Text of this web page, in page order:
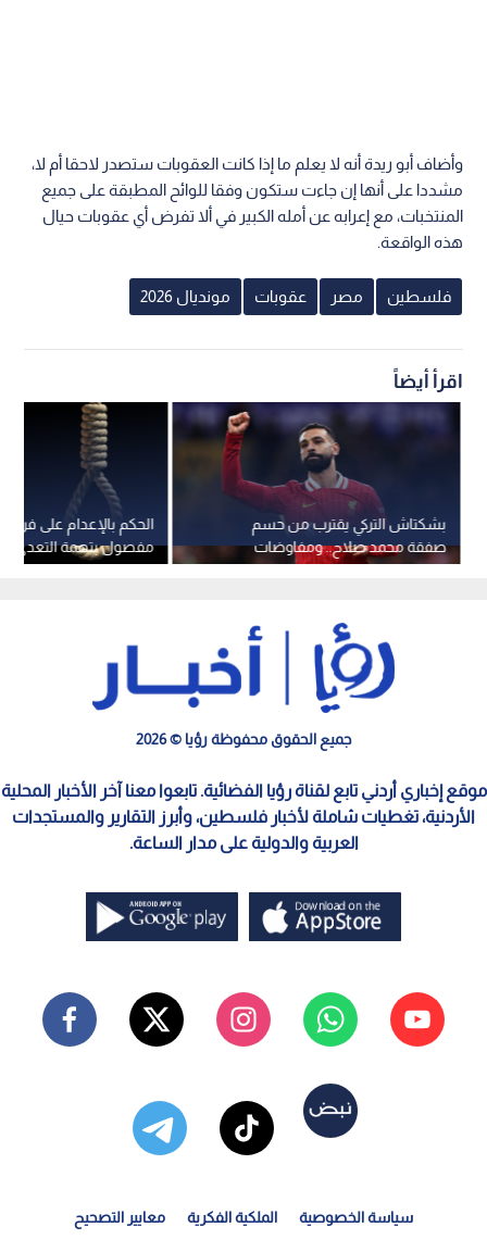
وأضاف أبو ريدة أنه لا يعلم ما إذا كانت العقوبات ستصدر لاحقا أم لا،
مشددا على أنها إن جاءت ستكون وفقا للوائح المطبقة على جميع
المنتخبات، مع إعرابه عن أمله الكبير في ألا تفرض أي عقوبات حيال
هذه الواقعة.
فلسطين مصر عقوبات مونديال 2026
اقرأ أيضاً
الحكم بالإعدام على
مفصول بتهمة التعدي
مصر
بشكتاش التركي يقترب من حسم
صفقة محمد صلاح.. ومفاوضات
حاسمة حول المزايا التجارية
جميع الحقوق محفوظة رؤيا © 2026
موقع إخباري أردني تابع لقناة رؤيا الفضائية. تابعوا معنا آخر الأخبار المحلية
الأردنية، تغطيات شاملة لأخبار فلسطين، وأبرز التقارير والمستجدات
العربية والدولية على مدار الساعة.
سياسة الخصوصية الملكية الفكرية معايير التصحيح